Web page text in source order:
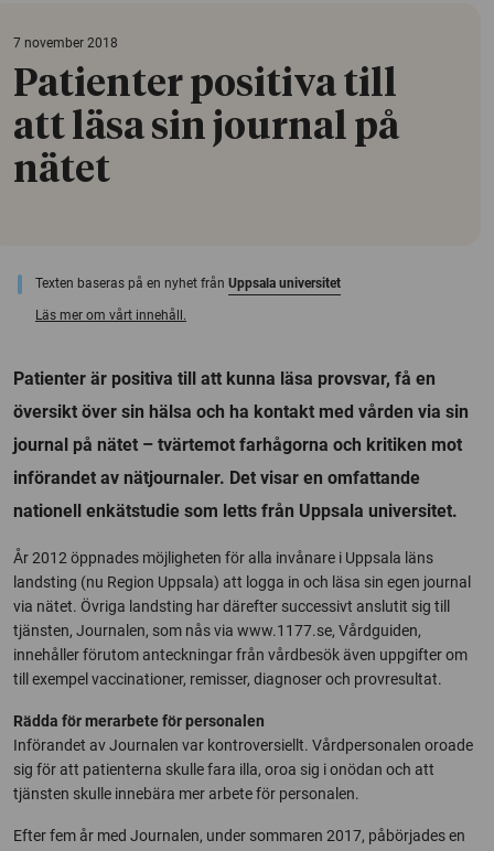
7 november 2018
Patienter positiva till
att läsa sin journal på
nätet
Texten baseras på en nyhet från Uppsala universitet
Läs mer om vårt innehåll.
Patienter är positiva till att kunna läsa provsvar, få en
översikt över sin hälsa och ha kontakt med vården via sin
journal på nätet – tvärtemot farhågorna och kritiken mot
införandet av nätjournaler. Det visar en omfattande
nationell enkätstudie som letts från Uppsala universitet.
År 2012 öppnades möjligheten för alla invånare i Uppsala läns
landsting (nu Region Uppsala) att logga in och läsa sin egen journal
via nätet. Övriga landsting har därefter successivt anslutit sig till
tjänsten, Journalen, som nås via www.1177.se, Vårdguiden,
innehåller förutom anteckningar från vårdbesök även uppgifter om
till exempel vaccinationer, remisser, diagnoser och provresultat.
Rädda för merarbete för personalen
Införandet av Journalen var kontroversiellt. Vårdpersonalen oroade
sig för att patienterna skulle fara illa, oroa sig i onödan och att
tjänsten skulle innebära mer arbete för personalen.
Efter fem år med Journalen, under sommaren 2017, påbörjades en